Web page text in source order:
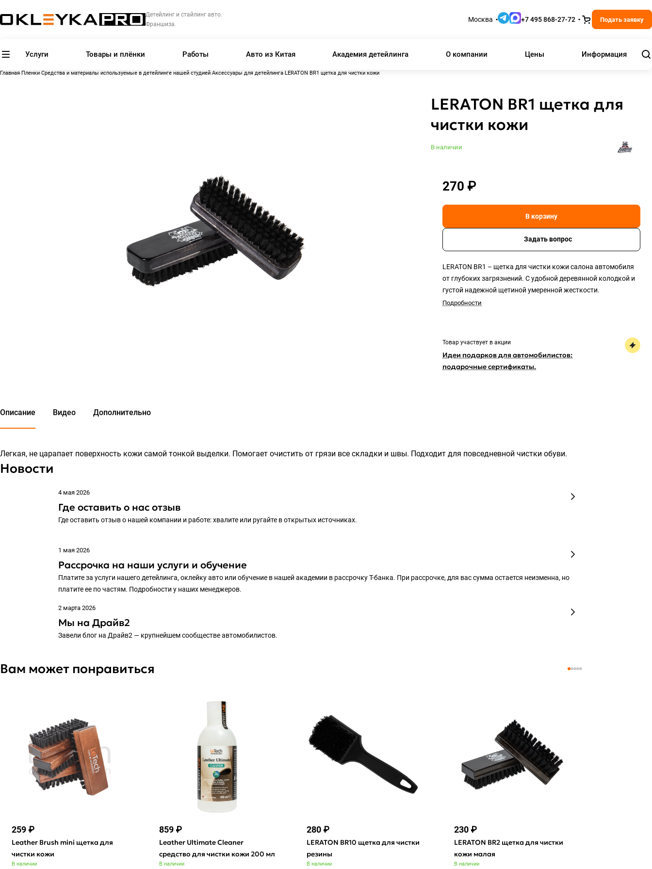
Детейлинг и стайлинг авто.
Франшиза.
Москва +7 495 868-27-72 Подать заявку
Услуги Товары и плёнки Работы Авто из Китая Академия детейлинга О компании Цены Информация
Главная Пленки Средства и материалы используемые в детейлинге нашей студией Аксессуары для детейлинга LERATON BR1 щетка для чистки кожи
LERATON BR1 щетка для
чистки кожи
В наличии
270 ₽
В корзину
Задать вопрос
LERATON BR1 – щетка для чистки кожи салона автомобиля
от глубоких загрязнений. С удобной деревянной колодкой и
густой надежной щетиной умеренной жесткости.
Подробности
Товар участвует в акции
Идеи подарков для автомобилистов:
подарочные сертификаты.
Описание Видео Дополнительно
Легкая, не царапает поверхность кожи самой тонкой выделки. Помогает очистить от грязи все складки и швы. Подходит для повседневной чистки обуви.
Новости
4 мая 2026
Где оставить о нас отзыв
Где оставить отзыв о нашей компании и работе: хвалите или ругайте в открытых источниках.
1 мая 2026
Рассрочка на наши услуги и обучение
Платите за услуги нашего детейлинга, оклейку авто или обучение в нашей академии в рассрочку Т-банка. При рассрочке, для вас сумма остается неизменна, но
платите ее по частям. Подробности у наших менеджеров.
2 марта 2026
Мы на Драйв2
Завели блог на Драйв2 — крупнейшем сообществе автомобилистов.
Вам может понравиться
259 ₽
Leather Brush mini щетка для
чистки кожи
В наличии
859 ₽
Leather Ultimate Cleaner
средство для чистки кожи 200 мл
В наличии
280 ₽
LERATON BR10 щетка для чистки
резины
В наличии
230 ₽
LERATON BR2 щетка для чистки
кожи малая
В наличии